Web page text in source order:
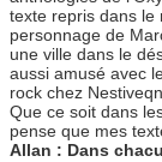
texte repris dans le
personnage de
une ville dans le
aussi amusé avec
rock chez
Que ce soit dans
pense que mes
Allan : Dans